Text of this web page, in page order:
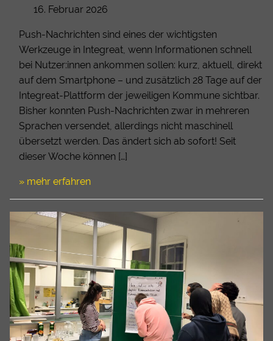
16. Februar 2026
Push-Nachrichten sind eines der wichtigsten
Werkzeuge in Integreat, wenn Informationen schnell
bei Nutzer:innen ankommen sollen: kurz, aktuell, direkt
auf dem Smartphone – und zusätzlich 28 Tage auf der
Integreat-Plattform der jeweiligen Kommune sichtbar.
Bisher konnten Push-Nachrichten zwar in mehreren
Sprachen versendet, allerdings nicht maschinell
übersetzt werden. Das ändert sich ab sofort! Seit
dieser Woche können […]
» mehr erfahren